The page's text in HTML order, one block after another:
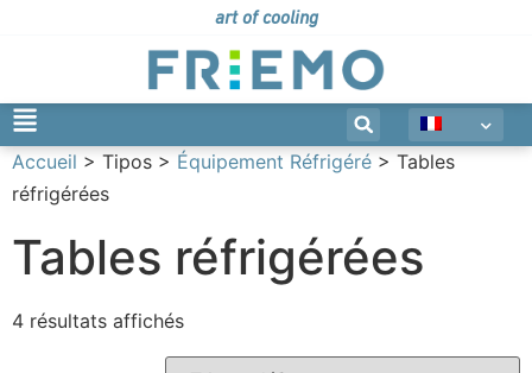
art of cooling
Accueil > Tipos > Équipement Réfrigéré > Tables
réfrigérées
Tables réfrigérées
4 résultats affichés